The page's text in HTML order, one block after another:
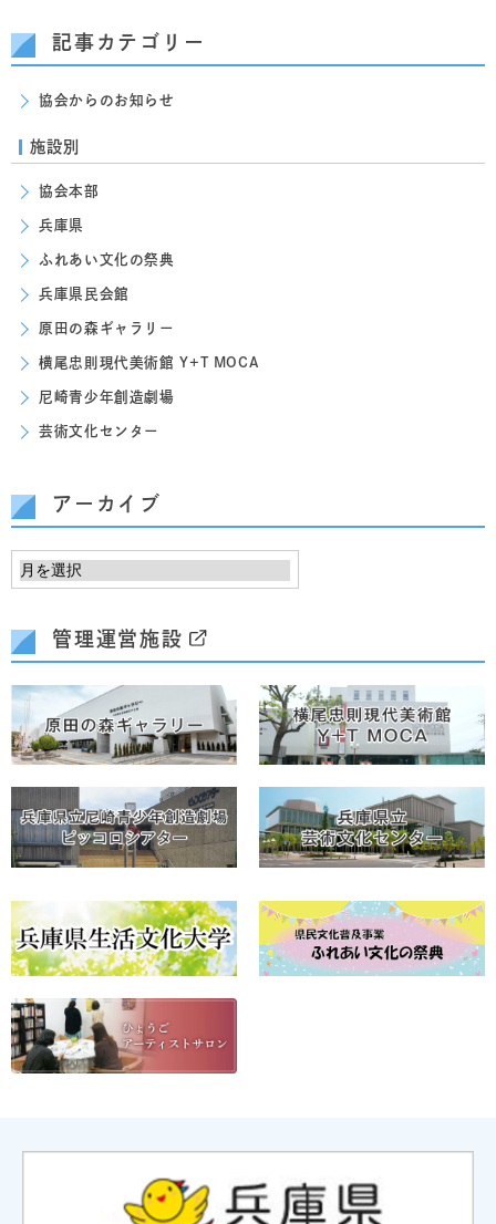
記事カテゴリー
協会からのお知らせ
施設別
協会本部
兵庫県
ふれあい文化の祭典
兵庫県民会館
原田の森ギャラリー
横尾忠則現代美術館 Y+T MOCA
尼崎青少年創造劇場
芸術文化センター
アーカイブ
管理運営施設